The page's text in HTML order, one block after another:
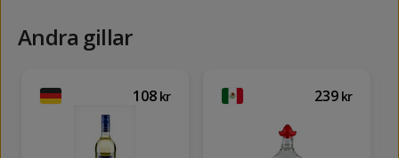
Andra gillar
108 kr 239 kr